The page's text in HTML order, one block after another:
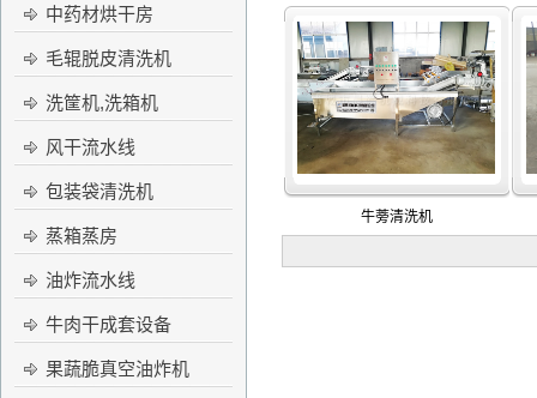
中药材烘干房
毛辊脱皮清洗机
洗筐机,洗箱机
风干流水线
包装袋清洗机
蒸箱蒸房
油炸流水线
牛肉干成套设备
果蔬脆真空油炸机
牛蒡清洗机